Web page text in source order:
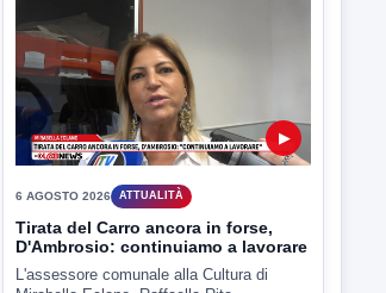
rendere noto il flash...
6 AGOSTO 2026